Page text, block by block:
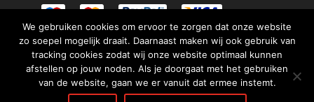
We gebruiken cookies om ervoor te zorgen dat onze website
zo soepel mogelijk draait. Daarnaast maken wij ook gebruik van
tracking cookies zodat wij onze website optimaal kunnen
afstellen op jouw noden. Als je doorgaat met het gebruiken
van de website, gaan we er vanuit dat ermee instemt.